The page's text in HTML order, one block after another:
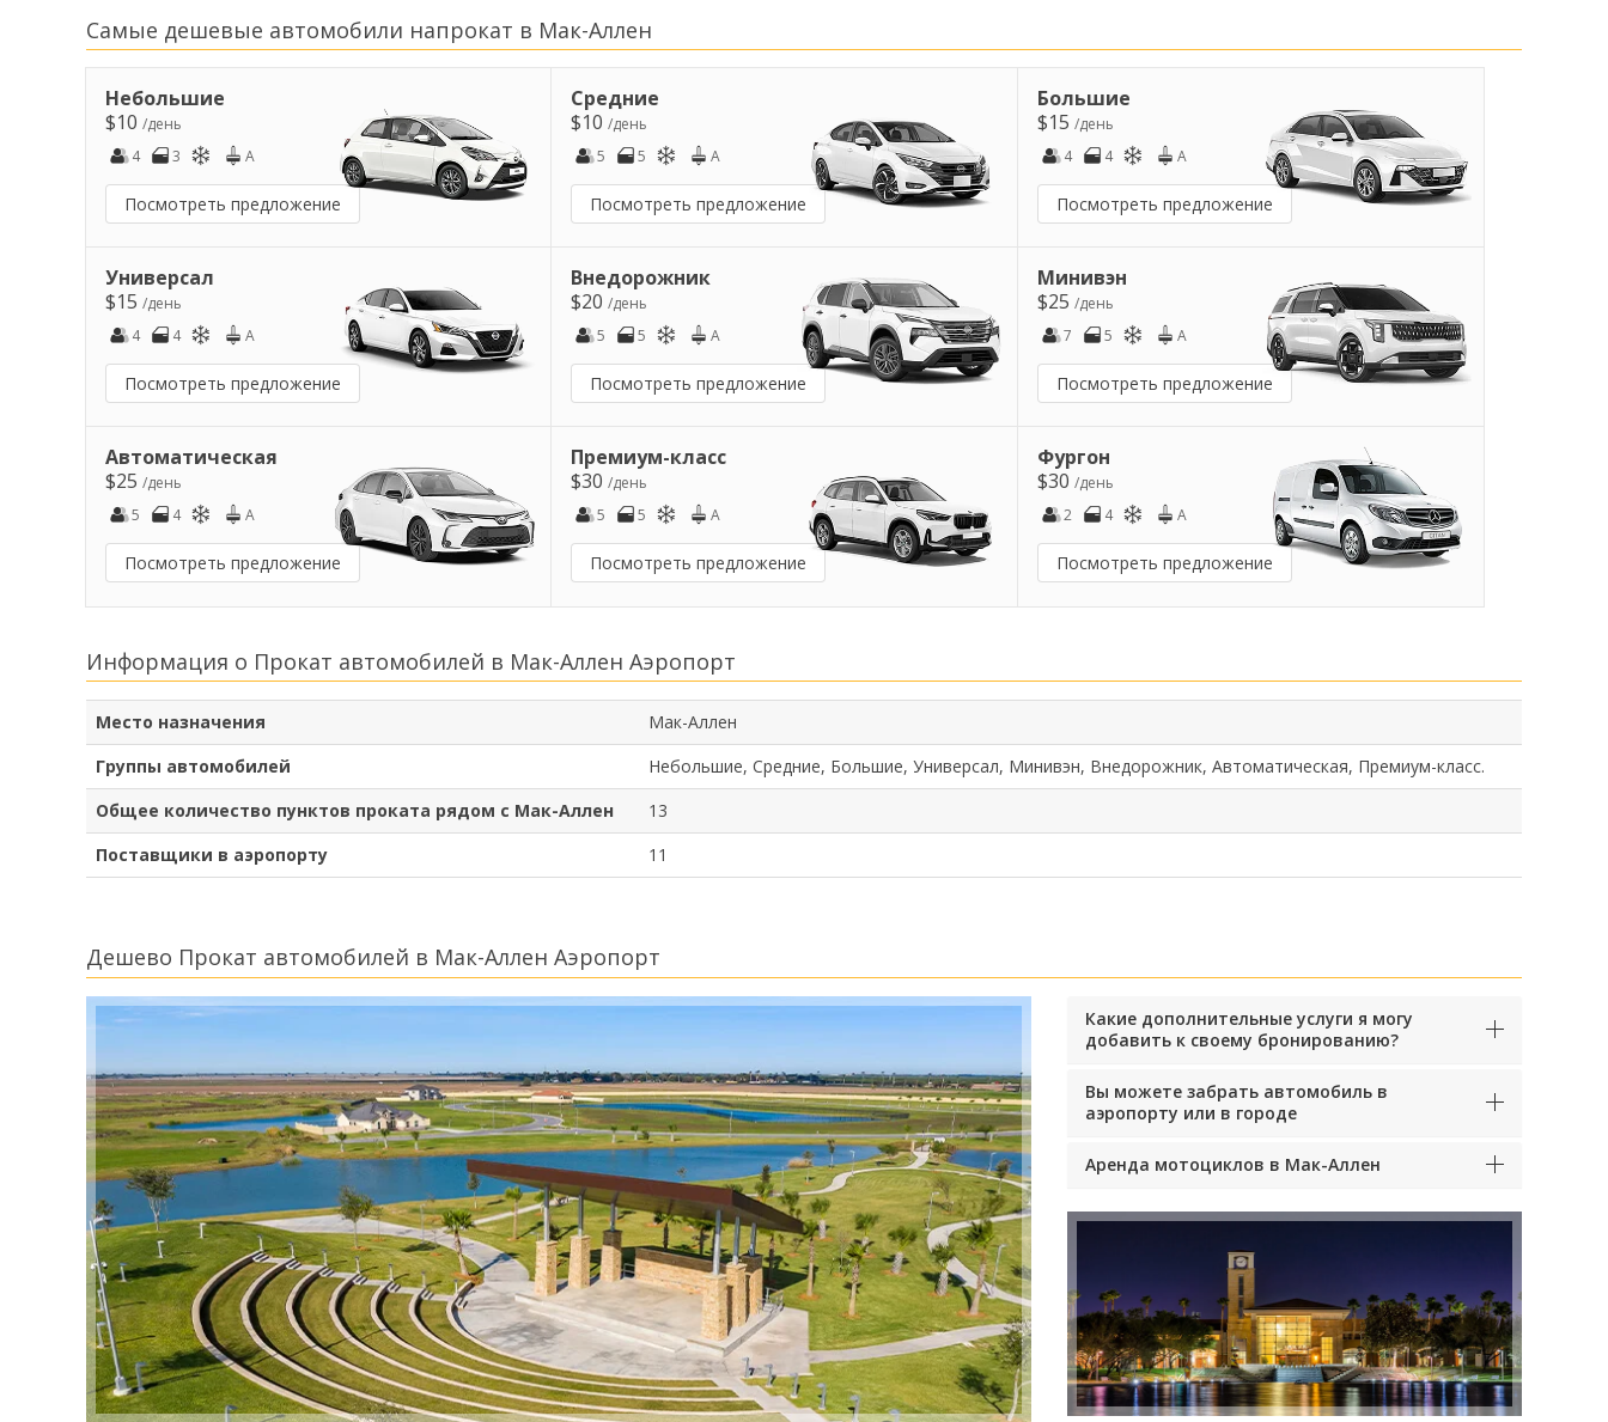
Самые дешевые автомобили напрокат в Мак-Аллен
Небольшие
$10 /день
4
3 A
Посмотреть предложение
Средние
$10/день
5
5 A
Посмотреть предложение
Большие
$15 /день
4
4 A
Посмотреть предложение
Универсал
$15 /день
4
4 A
Посмотреть предложение
Внедорожник
$20/день
5
5 A
Посмотреть предложение
Минивэн
$25 /день
7
5 A
Посмотреть предложение
Автоматическая
$25 /день
5
4 A
Посмотреть предложение
Премиум-класс
$30/день
5
5 A
Посмотреть предложение
Фургон
$30 /день
2
4 A
Посмотреть предложение
Информация о Прокат автомобилей в Мак-Аллен Аэропорт
Место назначения
Мак-Аллен
Группы автомобилей
Небольшие, Средние, Большие, Универсал, Минивэн, Внедорожник, Автоматическая, Премиум-класс.
Общее количество пунктов проката рядом с Мак-Аллен
13
Поставщики в аэропорту
11
Дешево Прокат автомобилей в Мак-Аллен Аэропорт
Какие дополнительные услуги я могу
добавить к своему бронированию?
Вы можете забрать автомобиль в
аэропорту или в городе
Аренда мотоциклов в Мак-Аллен